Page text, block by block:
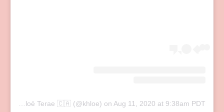
on Aug 11, 2020 at 9:38am PDT